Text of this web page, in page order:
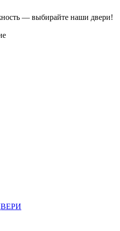
— выбирайте наши двери!